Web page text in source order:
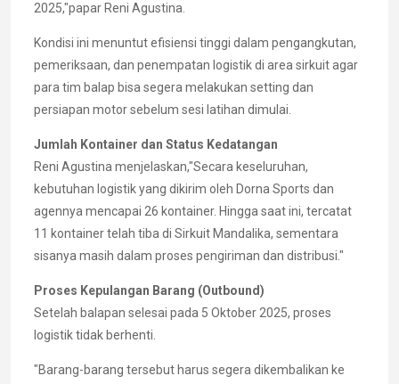
2025,"papar Reni Agustina.
Kondisi ini menuntut efisiensi tinggi dalam pengangkutan,
pemeriksaan, dan penempatan logistik di area sirkuit agar
para tim balap bisa segera melakukan setting dan
persiapan motor sebelum sesi latihan dimulai.
Jumlah Kontainer dan Status Kedatangan
Reni Agustina menjelaskan,"Secara keseluruhan,
kebutuhan logistik yang dikirim oleh Dorna Sports dan
agennya mencapai 26 kontainer. Hingga saat ini, tercatat
11 kontainer telah tiba di Sirkuit Mandalika, sementara
sisanya masih dalam proses pengiriman dan distribusi."
Proses Kepulangan Barang (Outbound)
Setelah balapan selesai pada 5 Oktober 2025, proses
logistik tidak berhenti.
"Barang-barang tersebut harus segera dikembalikan ke